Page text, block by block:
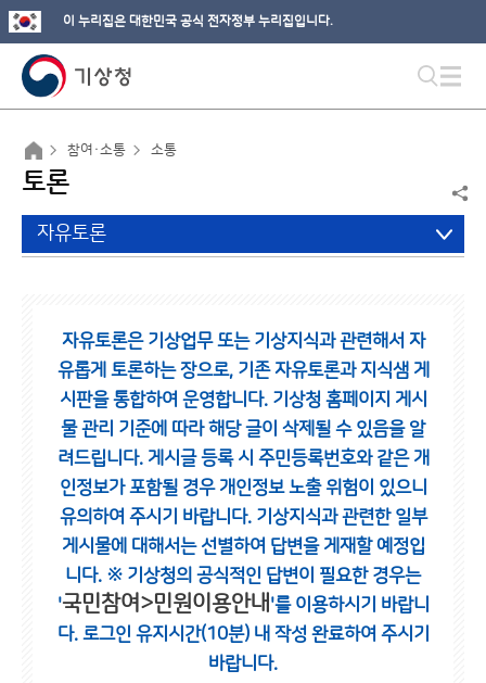
이 누리집은 대한민국 공식 전자정부 누리집입니다.
참여·소통 소통
토론
자유토론
자유토론은 기상업무 또는 기상지식과 관련해서 자
유롭게 토론하는 장으로, 기존 자유토론과 지식샘 게
시판을 통합하여 운영합니다. 기상청 홈페이지 게시
물 관리 기준에 따라 해당 글이 삭제될 수 있음을 알
려드립니다. 게시글 등록 시 주민등록번호와 같은 개
인정보가 포함될 경우 개인정보 노출 위험이 있으니
유의하여 주시기 바랍니다. 기상지식과 관련한 일부
게시물에 대해서는 선별하여 답변을 게재할 예정입
니다. ※ 기상청의 공식적인 답변이 필요한 경우는
'국민참여>민원이용안내 '를 이용하시기 바랍니
다. 로그인 유지시간(10분) 내 작성 완료하여 주시기
바랍니다.